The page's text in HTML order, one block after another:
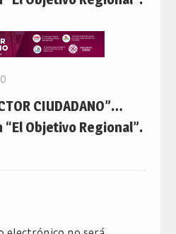
0
CIUDADANO”…
Objetivo Regional”.